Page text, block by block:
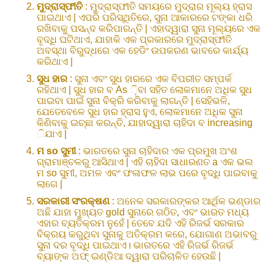
ମୁଦ୍ରାସ୍ଫୀତି: ମୁଦ୍ରାସ୍ଫୀତି ସମୟରେ ମୁଦ୍ରାର ମୂଲ୍ୟ ହ୍ରାସ
ପାଇଥାଏ | ଏପରି ପରିସ୍ଥିତିରେ, ସୁନା ଆକାରରେ ଟଙ୍କା ଧରି
ରଖିବାକୁ ପସନ୍ଦ କରିପାରନ୍ତି | ଏହାଦ୍ୱାରା ସୁନା ମୂଲ୍ୟରେ ଏକ
ବୃଦ୍ଧି ଘଟିଥାଏ, ଯାହାକି ଏକ ପ୍ରକାରରେ ମୁଦ୍ରାସ୍ଫୀତି
ଅବସ୍ଥା ବିରୁଦ୍ଧରେ ଏକ ହେଡିଂ ଉପକରଣ ଭାବରେ କାର୍ଯ୍ୟ
କରିଥାଏ |
ସୁଧ ହାର : ସୁନା ଏବଂ ସୁଧ ହାରରେ ଏକ ବିପରୀତ ସମ୍ପର୍କ
ରହିଥାଏ | ସୁଧ ହାର ବ As ଼ିବା ସହିତ ଲୋକମାନେ ଅଧିକ ସୁଧ
ପାଇବା ପାଇଁ ସୁନା ବିକ୍ରି କରିବାକୁ ଲାଗନ୍ତି | ସେହିଭଳି,
ଯେତେବେଳେ ସୁଧ ହାର ହ୍ରାସ ହୁଏ, ଲୋକମାନେ ଅଧିକ ସୁନା
କିଣିବାକୁ ଇଚ୍ଛା କରନ୍ତି, ଯାହାଦ୍ୱାରା ଚାହିଦା ବ increasing
ିଯାଏ |
ମ so ସୁମୀ: ଭାରତରେ ସୁନା ଚାହିଦାର ଏକ ପ୍ରମୁଖ ଅଂଶ
ଗ୍ରାମାଞ୍ଚଳରୁ ଆସିଥାଏ | ଏହି ଚାହିଦା ସାଧାରଣତ a ଏକ ଭଲ
ମ so ସୁମୀ, ଅମଳ ଏବଂ ଫଳାଫଳ ଲାଭ ପରେ ବୃଦ୍ଧି ପାଇବାକୁ
ଲାଗେ |
ସରକାରୀ ସଂରକ୍ଷଣ: ଅନେକ ସରକାରଙ୍କର ଆର୍ଥିକ ଭଣ୍ଡାର
ଅଛି ଯାହା ମୁଖ୍ୟତ gold ସୁନାରେ ଗଠିତ, ଏବଂ ଭାରତ ମଧ୍ୟ
ଏହାର ବ୍ୟତିକ୍ରମ ନୁହେଁ | ତେବେ ଯଦି ଏହି ରିଜର୍ଭ ସରକାର
ବିକ୍ରୟ କରୁଥିବା ସୁନାକୁ ଅତିକ୍ରମ କରେ, ଯୋଗାଣ ଅଭାବରୁ
ସୁନା ଦର ବୃଦ୍ଧି ପାଇଥାଏ। ଭାରତରେ ଏହି ରିଜର୍ଭ ରିଜର୍ଭ
ବ୍ୟାଙ୍କ ଅଫ୍ ଇଣ୍ଡିଆ ଦ୍ୱାରା ପରିଚାଳିତ ହେଉଛି |